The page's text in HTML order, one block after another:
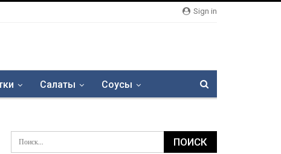
Sign in
Салаты Соусы